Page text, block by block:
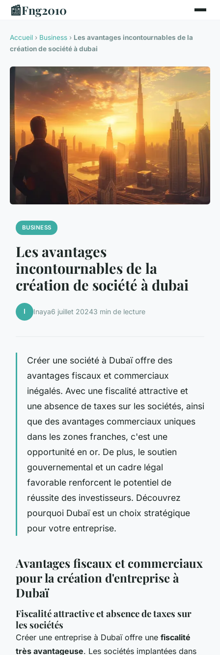
📰Fng2010
Accueil › Business › Les avantages incontournables de la
création de société à dubai
BUSINESS
Les avantages
incontournables de la
création de société à dubai
I Inaya6 juillet 20243 min de lecture
Créer une société à Dubaï offre des
avantages fiscaux et commerciaux
inégalés. Avec une fiscalité attractive et
une absence de taxes sur les sociétés, ainsi
que des avantages commerciaux uniques
dans les zones franches, c'est une
opportunité en or. De plus, le soutien
gouvernemental et un cadre légal
favorable renforcent le potentiel de
réussite des investisseurs. Découvrez
pourquoi Dubaï est un choix stratégique
pour votre entreprise.
Avantages fiscaux et commerciaux
pour la création d'entreprise à
Dubaï
Fiscalité attractive et absence de taxes sur
les sociétés
Créer une entreprise à Dubaï offre une fiscalité
très avantageuse. Les sociétés implantées dans